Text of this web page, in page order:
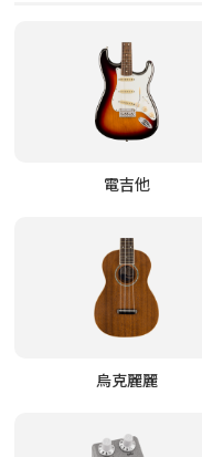
電吉他
烏克麗麗